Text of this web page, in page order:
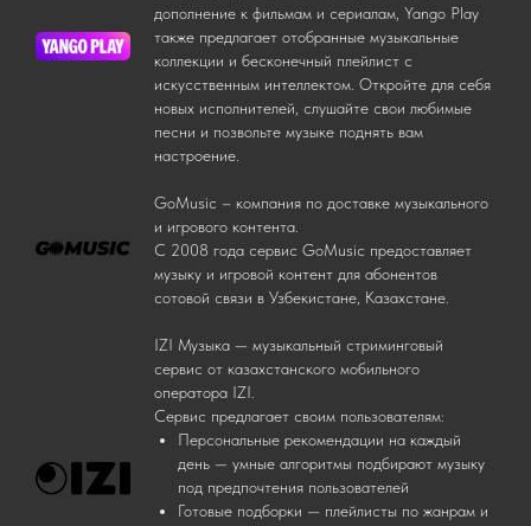
дополнение к фильмам и сериалам, Yango Play
также предлагает отобранные музыкальные
коллекции и бесконечный плейлист с
искусственным интеллектом. Откройте для себя
новых исполнителей, слушайте свои любимые
песни и позвольте музыке поднять вам
настроение.
GoMusic – компания по доставке музыкального
и игрового контента.
С 2008 года сервис GoMusic предоставляет
музыку и игровой контент для абонентов
сотовой связи в Узбекистане, Казахстане.
IZI Музыка — музыкальный стриминговый
сервис от казахстанского мобильного
оператора IZI.
Сервис предлагает своим пользователям:
Персональные рекомендации на каждый
день — умныe алгоритмы подбирают музыку
под предпочтения пользователей
Готовые подборки — плейлисты по жанрам и